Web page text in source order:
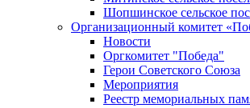
Шопшинское сельское
Организационный комитет
Новости
Оргкомитет "Победа"
Герои Советского Союза
Мероприятия
Реестр мемориальных